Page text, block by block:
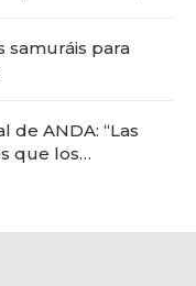
samuráis para
de ANDA: “Las
que los